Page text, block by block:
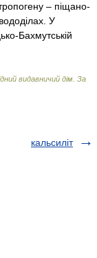
– піщано-
У
Бахмутській
видавничий дім За
кальсиліт